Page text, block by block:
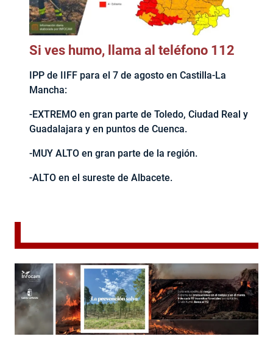
Si ves humo, llama al teléfono 112
IPP de IIFF para el 7 de agosto en Castilla-La
Mancha:
-EXTREMO en gran parte de Toledo, Ciudad Real y
Guadalajara y en puntos de Cuenca.
-MUY ALTO en gran parte de la región.
-ALTO en el sureste de Albacete.